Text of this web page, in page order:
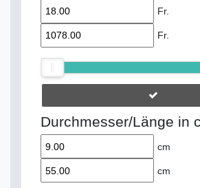
Fr.
Fr.
Durchmesser/Länge in
cm
cm